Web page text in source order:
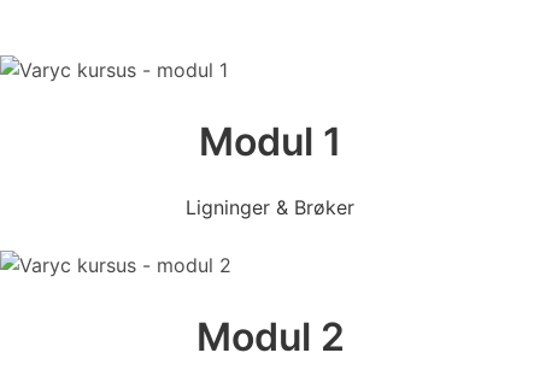
Modul 1
Ligninger & Brøker
Modul 2